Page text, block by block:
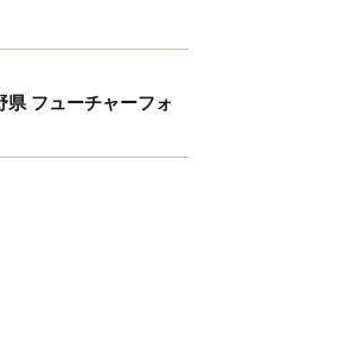
フューチャーフォ